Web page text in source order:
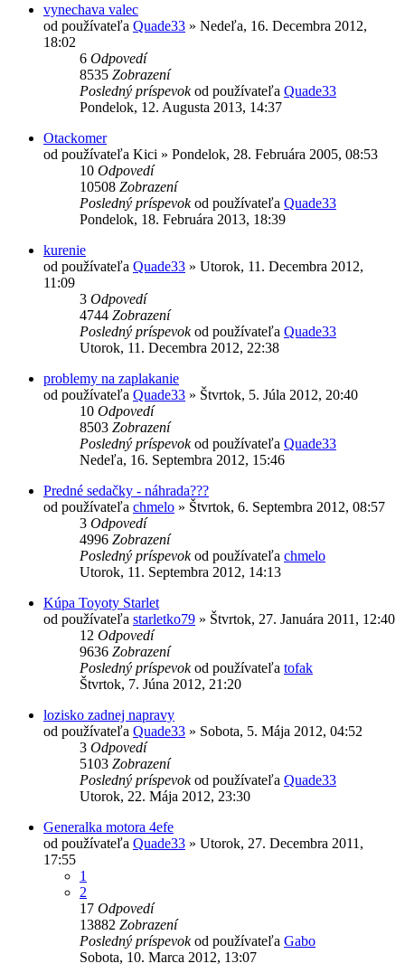
vynechava valec
od používateľa Quade33 » Nedeľa, 16. Decembra 2012,
18:02
6 Odpovedí
8535 Zobrazení
Posledný príspevokod používateľa Quade33
Pondelok, 12. Augusta 2013, 14:37
Otackomer
od používateľa Kici » Pondelok, 28. Februára 2005, 08:53
10 Odpovedí
10508 Zobrazení
Posledný príspevokod používateľa Quade33
Pondelok, 18. Februára 2013, 18:39
kurenie
od používateľa Quade33 » Utorok, 11. Decembra 2012,
11:09
3 Odpovedí
4744 Zobrazení
Posledný príspevokod používateľa Quade33
Utorok, 11. Decembra 2012, 22:38
problemy na zaplakanie
od používateľa Quade33 » Štvrtok, 5. Júla 2012, 20:40
10 Odpovedí
8503 Zobrazení
Posledný príspevokod používateľa Quade33
Nedeľa, 16. Septembra 2012, 15:46
Predné sedačky - náhrada???
od používateľa chmelo » Štvrtok, 6. Septembra 2012, 08:57
3 Odpovedí
4996 Zobrazení
Posledný príspevokod používateľa chmelo
Utorok, 11. Septembra 2012, 14:13
Kúpa Toyoty Starlet
od používateľa starletko79 » Štvrtok, 27. Januára 2011, 12:40
12 Odpovedí
9636 Zobrazení
Posledný príspevokod používateľa tofak
Štvrtok, 7. Júna 2012, 21:20
lozisko zadnej napravy
od používateľa Quade33 » Sobota, 5. Mája 2012, 04:52
3 Odpovedí
5103 Zobrazení
Posledný príspevokod používateľa Quade33
Utorok, 22. Mája 2012, 23:30
Generalka motora 4efe
od používateľa Quade33 » Utorok, 27. Decembra 2011,
17:55
1
2
17 Odpovedí
13882 Zobrazení
Posledný príspevokod používateľa Gabo
Sobota, 10. Marca 2012, 13:07